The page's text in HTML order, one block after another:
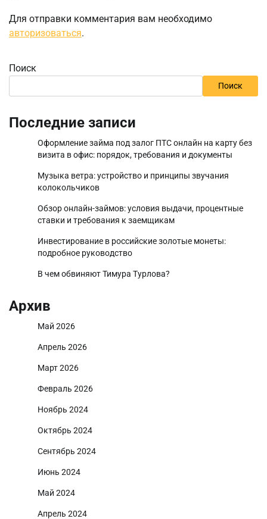
Для отправки комментария вам необходимо
авторизоваться.
Поиск
Поиск
Последние записи
Оформление займа под залог ПТС онлайн на карту без
визита в офис: порядок, требования и документы
Музыка ветра: устройство и принципы звучания
колокольчиков
Обзор онлайн-займов: условия выдачи, процентные
ставки и требования к заемщикам
Инвестирование в российские золотые монеты:
подробное руководство
В чем обвиняют Тимура Турлова?
Архив
Май 2026
Апрель 2026
Март 2026
Февраль 2026
Ноябрь 2024
Октябрь 2024
Сентябрь 2024
Июнь 2024
Май 2024
Апрель 2024